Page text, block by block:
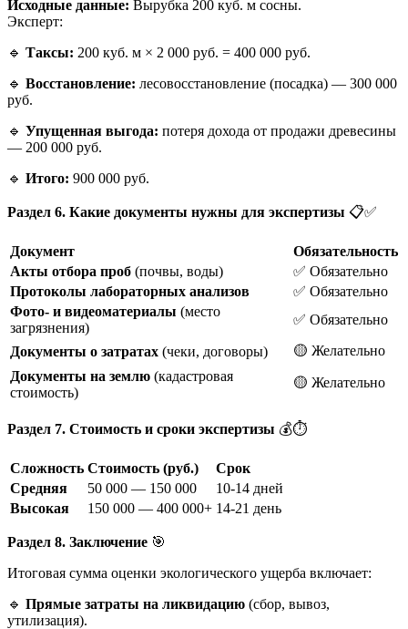
Исходные данные: Вырубка 200 куб. м сосны.
Эксперт:
🔹 Таксы: 200 куб. м × 2 000 руб. = 400 000 руб.
🔹 Восстановление: лесовосстановление (посадка) — 300 000
руб.
🔹 Упущенная выгода: потеря дохода от продажи древесины
— 200 000 руб.
🔹 Итого: 900 000 руб.
Раздел 6. Какие документы нужны для экспертизы 📋✅
Документ
Обязательность
Акты отбора проб (почвы, воды)
✅ Обязательно
Протоколы лабораторных анализов
✅ Обязательно
Фото- и видеоматериалы (место
загрязнения)
✅ Обязательно
Документы о затратах (чеки, договоры)
🟡 Желательно
Документы на землю (кадастровая
стоимость)
🟡 Желательно
Раздел 7. Стоимость и сроки экспертизы 💰⏱️
Сложность Стоимость (руб.)
Срок
Средняя
50 000 — 150 000
10-14 дней
Высокая
150 000 — 400 000+ 14-21 день
Раздел 8. Заключение 🎯
Итоговая сумма оценки экологического ущерба включает:
🔹 Прямые затраты на ликвидацию (сбор, вывоз,
утилизация).